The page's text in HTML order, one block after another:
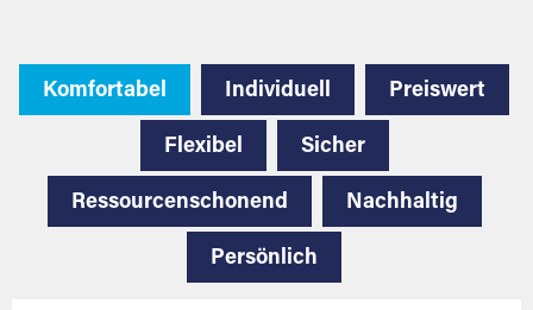
Komfortabel Individuell Preiswert
Flexibel Sicher
Ressourcenschonend Nachhaltig
Persönlich